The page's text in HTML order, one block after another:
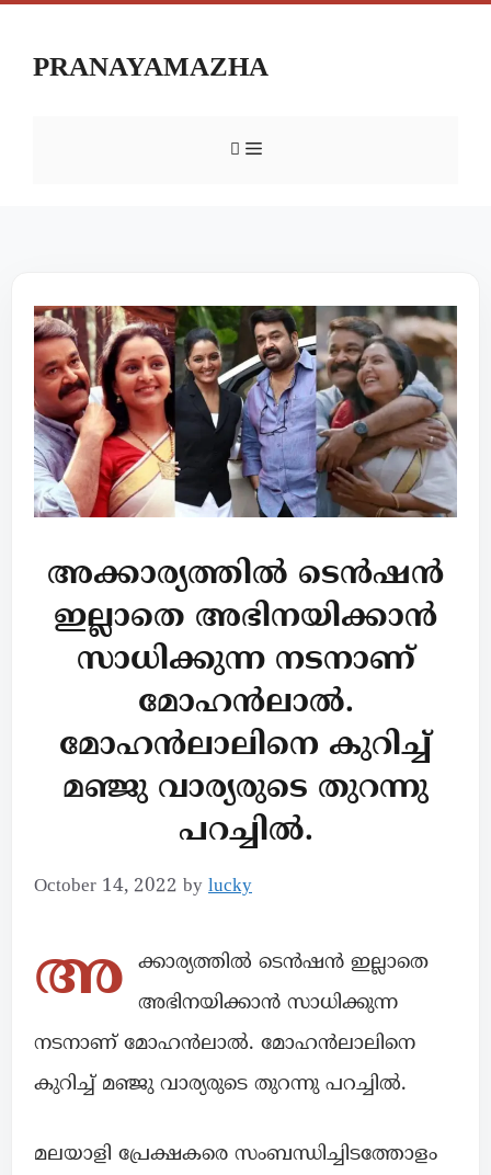
PRANAYAMAZHA
അക്കാര്യത്തിൽ ടെൻഷൻ
ഇല്ലാതെ അഭിനയിക്കാൻ
സാധിക്കുന്ന നടനാണ്
മോഹൻലാൽ.
മോഹൻലാലിനെ കുറിച്ച്
മഞ്ജു വാര്യരുടെ തുറന്നു
പറച്ചിൽ.
October 14, 2022 by lucky
അ
ക്കാര്യത്തിൽ ടെൻഷൻ ഇല്ലാതെ
അഭിനയിക്കാൻ സാധിക്കുന്ന
നടനാണ് മോഹൻലാൽ. മോഹൻലാലിനെ
കുറിച്ച് മഞ്ജു വാര്യരുടെ തുറന്നു പറച്ചിൽ.
മലയാളി പ്രേക്ഷകരെ സംബന്ധിച്ചിടത്തോളം